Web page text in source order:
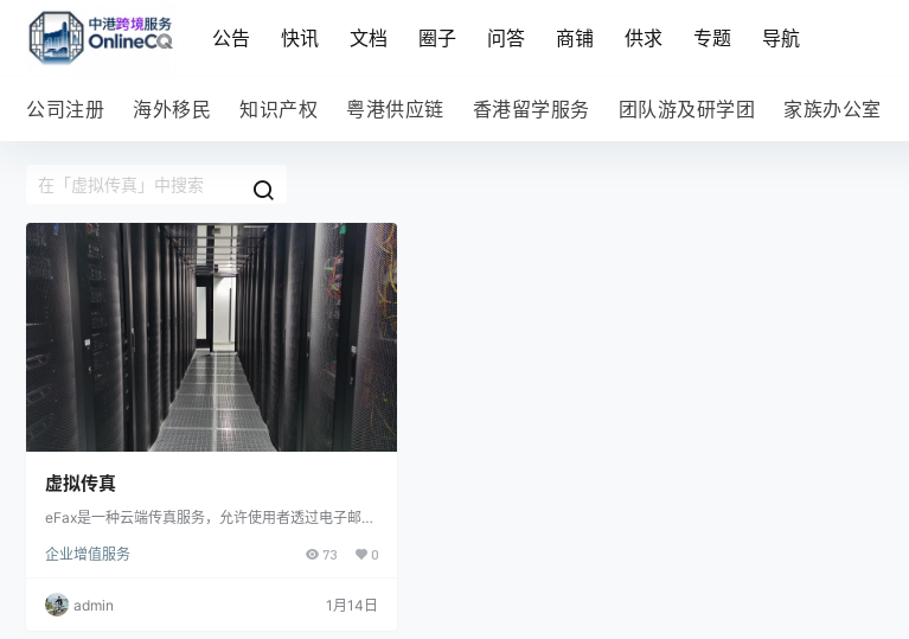
公告 快讯 文档 圈子 问答 商铺 供求 专题 导航
公司注册 海外移民 知识产权 粤港供应链 香港留学服务 团队游及研学团 家族办公室
虚拟传真
eFax是一种云端传真服务，允许使用者透过电子邮
脑、平板或手机上发送和接收传真文件。它提供独立
信箱，方便储存、转寄，并可支援彩色传真、垃圾传
真过滤等功能。
企业增值服务 73 0
admin 1月14日